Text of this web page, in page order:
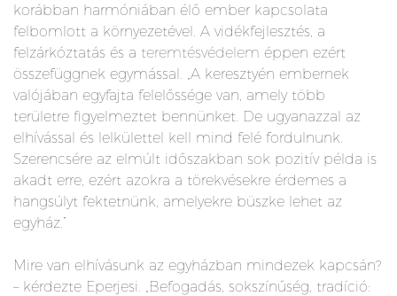
korábban harmóniában élő ember kapcsolata
felbomlott a környezetével. A vidékfejlesztés, a
felzárkóztatás és a teremtésvédelem éppen ezért
összefüggnek egymással. „A keresztyén embernek
valójában egyfajta felelőssége van, amely több
területre figyelmeztet bennünket. De ugyanazzal az
elhívással és lelkülettel kell mind felé fordulnunk.
Szerencsére az elmúlt időszakban sok pozitív példa is
akadt erre, ezért azokra a törekvésekre érdemes a
hangsúlyt fektetnünk, amelyekre büszke lehet az
egyház.”
Mire van elhívásunk az egyházban mindezek kapcsán?
– kérdezte Eperjesi. „Befogadás, sokszínűség, tradíció: